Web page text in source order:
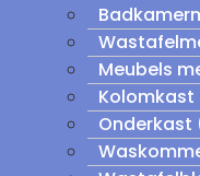
Meubels
Onderkast